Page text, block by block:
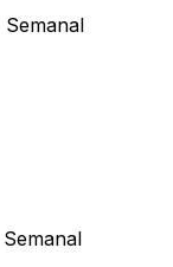
Semanal
Semanal